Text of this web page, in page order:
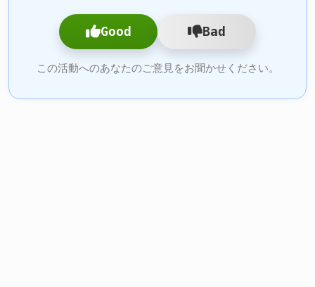
Good Bad
この活動へのあなたのご意見をお聞かせください。